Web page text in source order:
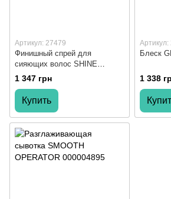
Артикул: 27479
Финишный спрей для
сияющих волос SHINE
THERAPY
1 347 грн
Купить
Артикул:
Блеск
1 338